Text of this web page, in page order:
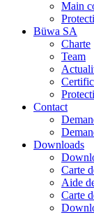
Main
Büwa SA
Charte
Team
Contact
Downloads
Carte
Aide
Carte